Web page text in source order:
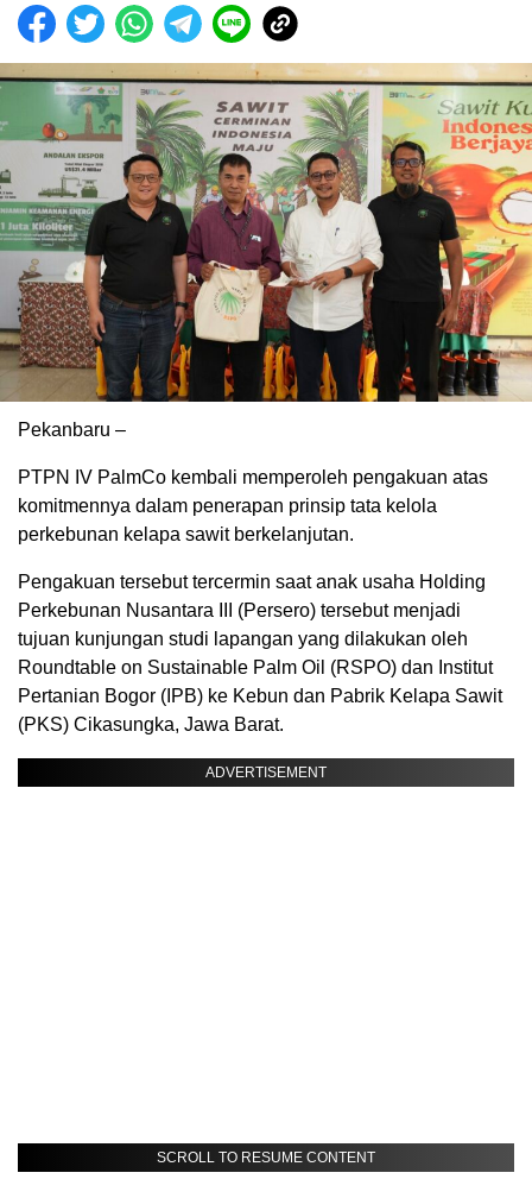
Pekanbaru –
PTPN IV PalmCo kembali memperoleh pengakuan atas
komitmennya dalam penerapan prinsip tata kelola
perkebunan kelapa sawit berkelanjutan.
Pengakuan tersebut tercermin saat anak usaha Holding
Perkebunan Nusantara III (Persero) tersebut menjadi
tujuan kunjungan studi lapangan yang dilakukan oleh
Roundtable on Sustainable Palm Oil (RSPO) dan Institut
Pertanian Bogor (IPB) ke Kebun dan Pabrik Kelapa Sawit
(PKS) Cikasungka, Jawa Barat.
ADVERTISEMENT
SCROLL TO RESUME CONTENT